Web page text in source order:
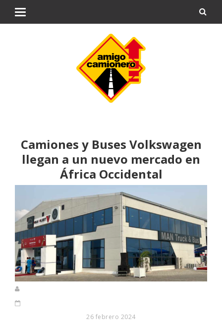
Camiones y Buses Volkswagen
llegan a un nuevo mercado en
África Occidental
26 febrero 2024